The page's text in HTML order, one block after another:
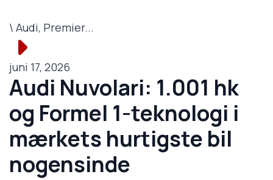
\ Audi, Premier...
juni 17, 2026
Audi Nuvolari: 1.001 hk
og Formel 1-teknologi i
mærkets hurtigste bil
nogensinde